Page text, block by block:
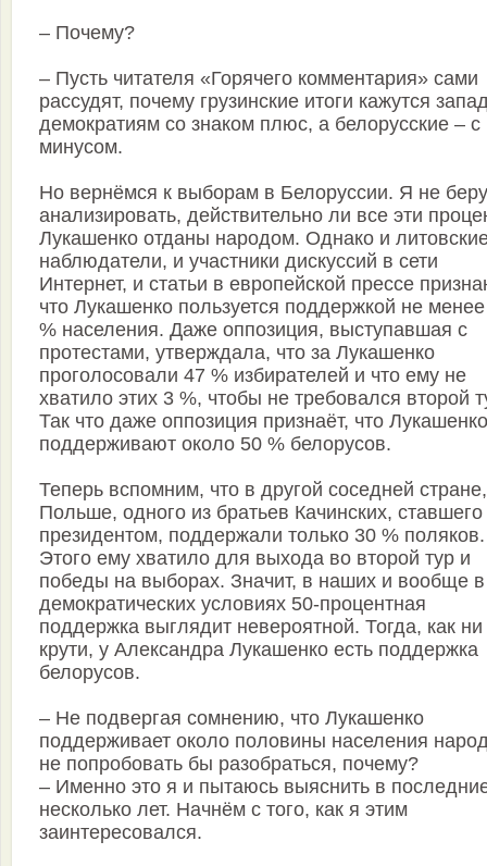
– Почему?
– Пусть читателя «Горячего комментария» сами
рассудят, почему грузинские итоги кажутся
демократиям со знаком плюс, а белорусские – с
минусом.
Но вернёмся к выборам в Белоруссии. Я не
анализировать, действительно ли все эти
Лукашенко отданы народом. Однако и
наблюдатели, и участники дискуссий в сети
Интернет, и статьи в европейской прессе
что Лукашенко пользуется поддержкой не
% населения. Даже оппозиция, выступавшая с
протестами, утверждала, что за Лукашенко
проголосовали 47 % избирателей и что ему не
хватило этих 3 %, чтобы не требовался второй
Так что даже оппозиция признаёт, что Лукашенко
поддерживают около 50 % белорусов.
Теперь вспомним, что в другой соседней стране,
Польше, одного из братьев Качинских, ставшего
президентом, поддержали только 30 % поляков.
Этого ему хватило для выхода во второй тур и
победы на выборах. Значит, в наших и вообще в
демократических условиях 50-процентная
поддержка выглядит невероятной. Тогда, как ни
крути, у Александра Лукашенко есть поддержка
белорусов.
– Не подвергая сомнению, что Лукашенко
поддерживает около половины населения
не попробовать бы разобраться, почему?
– Именно это я и пытаюсь выяснить в
несколько лет. Начнём с того, как я этим
заинтересовался.